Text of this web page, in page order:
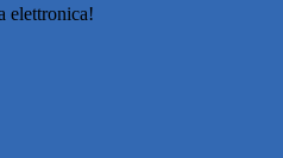
elettronica!